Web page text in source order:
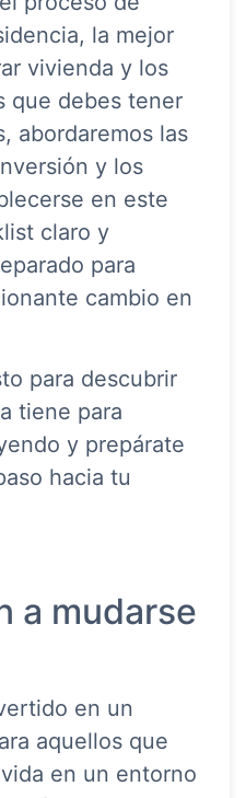
la mejor
vivienda y los
que debes tener
abordaremos las
y los
en este
claro y
para
cambio en
para descubrir
tiene para
y prepárate
hacia tu
a mudarse
en un
aquellos que
en un entorno